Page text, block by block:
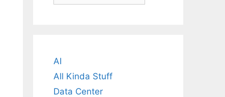
AI
All Kinda Stuff
Data Center